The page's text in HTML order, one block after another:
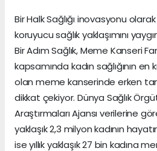
Bir Halk Sağlığı inovasyonu
koruyucu sağlık yaklaşımını
Bir Adım Sağlık, Meme Kanseri
kapsamında kadın sağlığının en
olan meme kanserinde erken
dikkat çekiyor. Dünya Sağlık
Araştırmaları Ajansı verilerine
yaklaşık 2,3 milyon kadının
ise yıllık yaklaşık 27 bin kadına